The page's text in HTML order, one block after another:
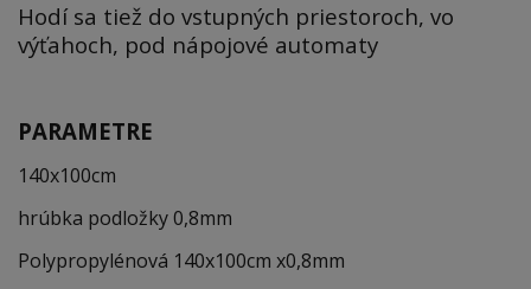
Hodí sa tiež do vstupných priestoroch, vo
výťahoch, pod nápojové automaty
PARAMETRE
140x100cm
hrúbka podložky 0,8mm
Polypropylénová 140x100cm x0,8mm